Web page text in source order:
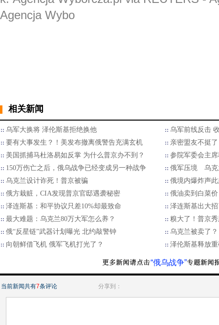
Agencja Wybo
相关新闻
乌军大换将 泽伦斯基拒绝换他
乌军前线反击
要有大事发生？！美发布撤离俄警告充满玄机
亲密盟友不挺
美国抓捕马杜洛易如反掌 为什么普京办不到？
参院军委会主
150万伤亡之后，俄乌战争已经变成另一种战争
俄军压境 乌克
乌克兰设计诈死！普京被骗
俄境内爆炸声
俄方栽赃，CIA发现普京官邸遇袭秘密
俄油卖到白菜
泽连斯基：和平协议只差10%却最致命
泽连斯基出大
最大难题：乌克兰80万大军怎么养？
糗大了！普京
俄“反星链”武器计划曝光 北约敲警钟
乌克兰被卖了
向朝鲜借飞机 俄军飞机打光了？
泽伦斯基释放
“俄乌战争”
当前新闻共有7条评论 分享到：